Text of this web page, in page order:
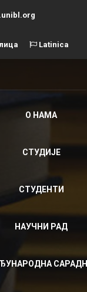
Latinica
О НАМА
СТУДИЈЕ
СТУДЕНТИ
НАУЧНИ РАД